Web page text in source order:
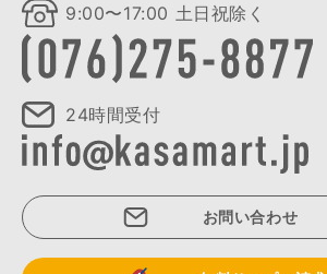
9:00〜17:00 土日祝除く
24時間受付
お問い合わせ